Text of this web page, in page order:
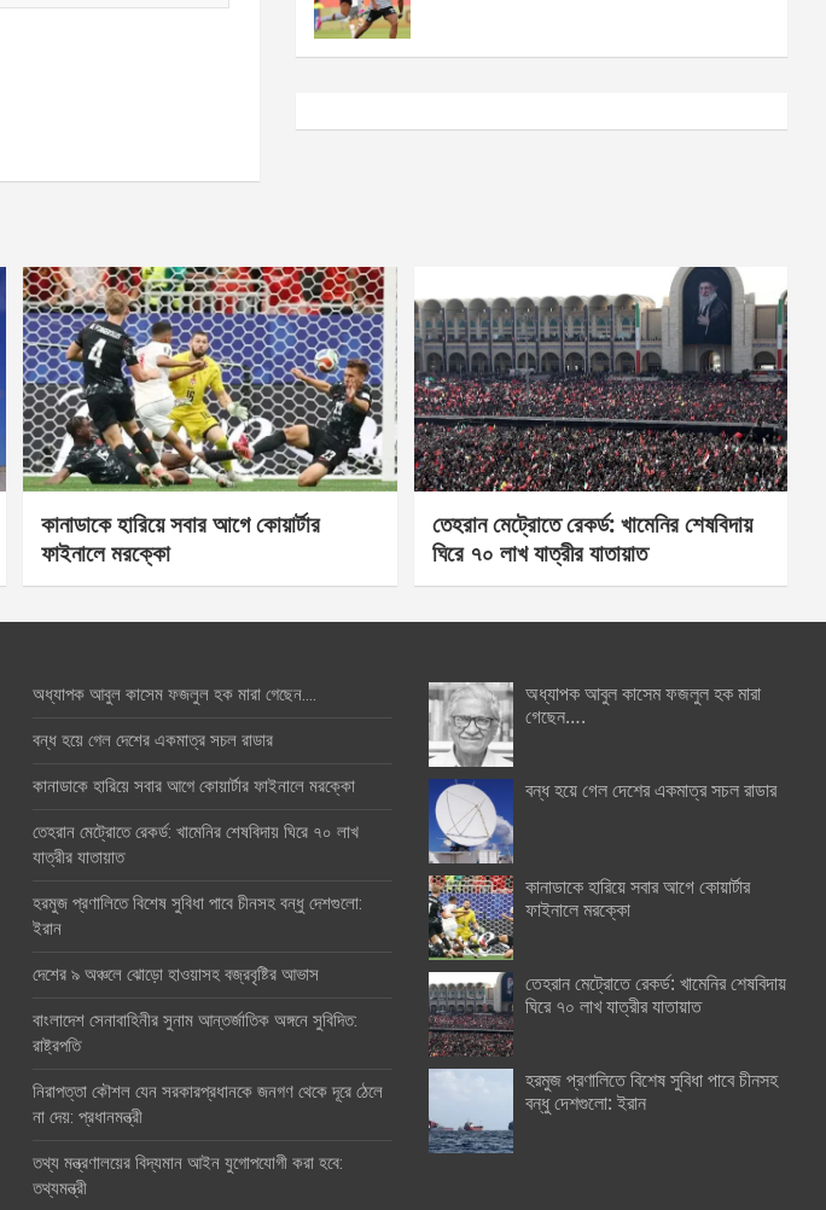
কানাডাকে হারিয়ে সবার আগে কোয়ার্টার
ফাইনালে মরক্কো
তেহরান মেট্রোতে রেকর্ড: খামেনির শেষবিদায়
ঘিরে ৭০ লাখ যাত্রীর যাতায়াত
অধ্যাপক আবুল কাসেম ফজলুল হক মারা গেছেন….
বন্ধ হয়ে গেল দেশের একমাত্র সচল রাডার
কানাডাকে হারিয়ে সবার আগে কোয়ার্টার ফাইনালে মরক্কো
তেহরান মেট্রোতে রেকর্ড: খামেনির শেষবিদায় ঘিরে ৭০ লাখ
যাত্রীর যাতায়াত
হরমুজ প্রণালিতে বিশেষ সুবিধা পাবে চীনসহ বন্ধু দেশগুলো:
ইরান
দেশের ৯ অঞ্চলে ঝোড়ো হাওয়াসহ বজ্রবৃষ্টির আভাস
বাংলাদেশ সেনাবাহিনীর সুনাম আন্তর্জাতিক অঙ্গনে সুবিদিত:
রাষ্ট্রপতি
নিরাপত্তা কৌশল যেন সরকারপ্রধানকে জনগণ থেকে দূরে ঠেলে
না দেয়: প্রধানমন্ত্রী
তথ্য মন্ত্রণালয়ের বিদ্যমান আইন যুগোপযোগী করা হবে:
তথ্যমন্ত্রী
অধ্যাপক আবুল কাসেম ফজলুল হক মারা
গেছেন….
বন্ধ হয়ে গেল দেশের একমাত্র সচল রাডার
কানাডাকে হারিয়ে সবার আগে কোয়ার্টার
ফাইনালে মরক্কো
তেহরান মেট্রোতে রেকর্ড: খামেনির শেষবিদায়
ঘিরে ৭০ লাখ যাত্রীর যাতায়াত
হরমুজ প্রণালিতে বিশেষ সুবিধা পাবে চীনসহ
বন্ধু দেশগুলো: ইরান